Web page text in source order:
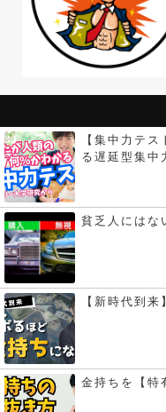
【集中力テ
る遅延型集中
貧乏人にはな
【新時代到
金持ちを【特